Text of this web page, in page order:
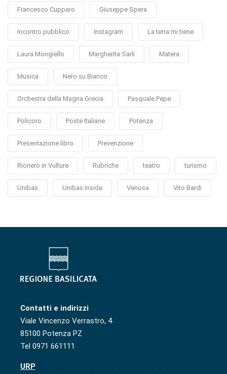
Francesco Cupparo Giuseppe Spera
Incontro pubblico Instagram La terra mi tiene
Laura Mongiello Margherita Sarli Matera
Musica Nero su Bianco
Orchestra della Magna Grecia Pasquale Pepe
Policoro Poste Italiane Potenza
Presentazione libro Prevenzione
Rionero in Vulture Rubriche teatro turismo
Unibas Unibas Inside Venosa Vito Bardi
Contatti e indirizzi
Viale Vincenzo Verrastro, 4
85100 Potenza PZ
Tel 0971 661111
URP